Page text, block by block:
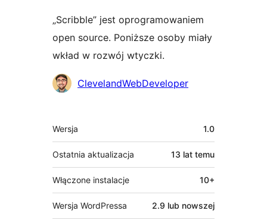
„Scribble” jest oprogramowaniem
open source. Poniższe osoby miały
wkład w rozwój wtyczki.
Zaangażowani
ClevelandWebDeveloper
Meta
Wersja 1.0
Ostatnia aktualizacja 13 lat temu
Włączone instalacje 10+
Wersja WordPressa 2.9 lub nowszej